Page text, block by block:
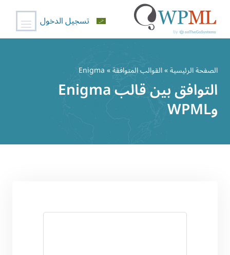
المحتوى
تسجيل الدخول
الصفحة الرئيسية»القوالب المتوافقة» Enigma
التوافق بين قالب Enigma
وWPML